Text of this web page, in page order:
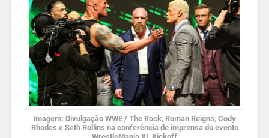
Imagem: Divulgação WWE / The Rock, Roman Reigns, Cody
Rhodes e Seth Rollins na conferência de imprensa do evento